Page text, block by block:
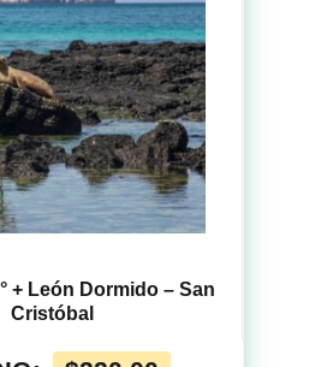
+ León Dormido – San
Cristóbal